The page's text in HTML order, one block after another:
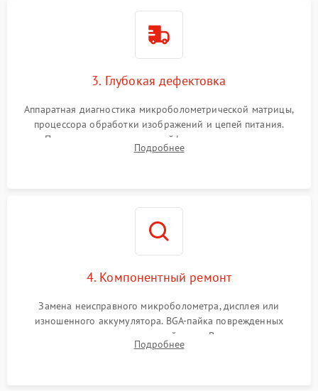
3. Глубокая дефектовка
Аппаратная диагностика микроболометрической матрицы,
процессора обработки изображений и цепей питания.
Проверка целостности шлейфов, модуля памяти и
интерфейсов связи. Выявление сгоревших SMD-компонентов
Подробнее
4. Компонентный ремонт
Замена неисправного микроболометра, дисплея или
изношенного аккумулятора. BGA-пайка поврежденных
контроллеров на материнской плате. Восстановление
разъемов и кнопок, замена поврежденных элементов
Подробнее